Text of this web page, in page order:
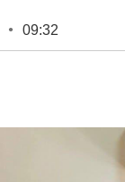
● 09:32